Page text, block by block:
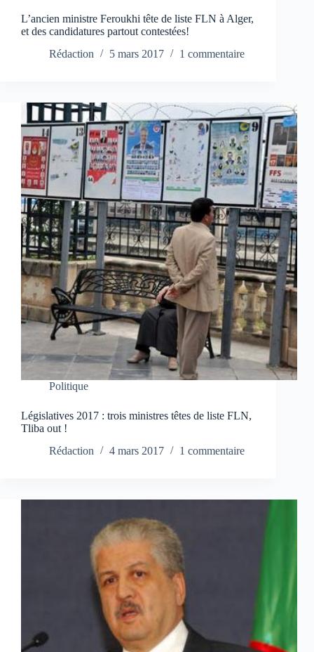
L’ancien ministre Feroukhi tête de liste FLN à Alger,
et des candidatures partout contestées!
Rédaction
5 mars 2017 1 commentaire
Politique
Législatives 2017 : trois ministres têtes de liste FLN,
Tliba out !
Rédaction
4 mars 2017 1 commentaire